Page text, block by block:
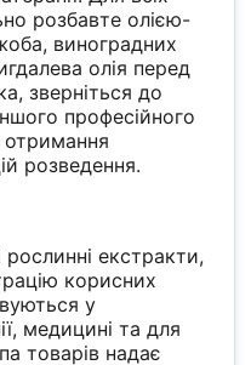
розбавте олією-
виноградних
олія перед
зверніться до
професійного
розведення.
рослинні екстракти,
корисних
у
медицині та для
товарів надає